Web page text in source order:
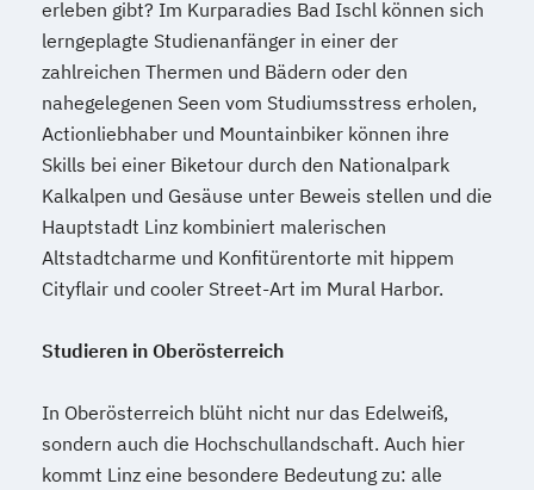
erleben gibt? Im Kurparadies Bad Ischl können sich
lerngeplagte Studienanfänger in einer der
zahlreichen Thermen und Bädern oder den
nahegelegenen Seen vom Studiumsstress erholen,
Actionliebhaber und Mountainbiker können ihre
Skills bei einer Biketour durch den Nationalpark
Kalkalpen und Gesäuse unter Beweis stellen und die
Hauptstadt Linz kombiniert malerischen
Altstadtcharme und Konfitürentorte mit hippem
Cityflair und cooler Street-Art im Mural Harbor.
Studieren in Oberösterreich
In Oberösterreich blüht nicht nur das Edelweiß,
sondern auch die Hochschullandschaft. Auch hier
kommt Linz eine besondere Bedeutung zu: alle